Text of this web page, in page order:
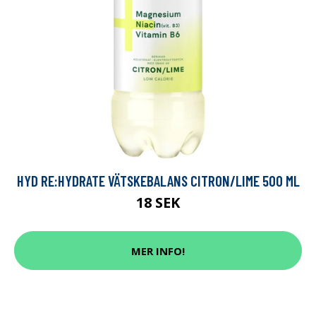
HYD RE:HYDRATE VÄTSKEBALANS CITRON/LIME 500 ML
18 SEK
MER INFO!